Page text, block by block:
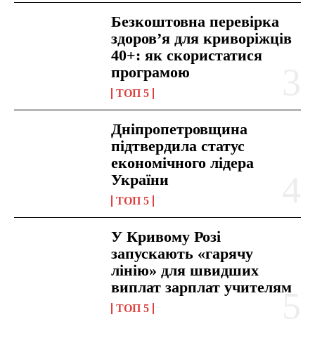
Безкоштовна перевірка
здоров’я для криворіжців
40+: як скористатися
програмою
ТОП 5
Дніпропетровщина
підтвердила статус
економічного лідера
України
ТОП 5
У Кривому Розі
запускають «гарячу
лінію» для швидших
виплат зарплат учителям
ТОП 5